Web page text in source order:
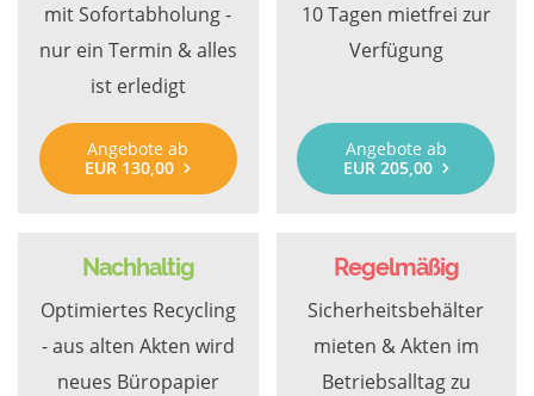
mit Sofortabholung -
nur ein Termin & alles
ist erledigt
Angebote ab
EUR 130,00
10 Tagen mietfrei zur
Verfügung
Angebote ab
EUR 205,00
Nachhaltig
Optimiertes Recycling
- aus alten Akten wird
neues Büropapier
Regelmäßig
Sicherheitsbehälter
mieten & Akten im
Betriebsalltag zu